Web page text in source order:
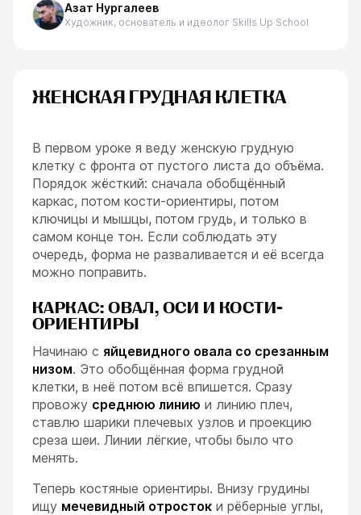
Азат Нургалеев
Художник, основатель и идеолог Skills Up School
ЖЕНСКАЯ ГРУДНАЯ КЛЕТКА
В первом уроке я веду женскую грудную
клетку с фронта от пустого листа до объёма.
Порядок жёсткий: сначала обобщённый
каркас, потом кости-ориентиры, потом
ключицы и мышцы, потом грудь, и только в
самом конце тон. Если соблюдать эту
очередь, форма не разваливается и её всегда
можно поправить.
КАРКАС: ОВАЛ, ОСИ И КОСТИ-
ОРИЕНТИРЫ
Начинаю с яйцевидного овала со срезанным
низом. Это обобщённая форма грудной
клетки, в неё потом всё впишется. Сразу
провожу среднюю линию и линию плеч,
ставлю шарики плечевых узлов и проекцию
среза шеи. Линии лёгкие, чтобы было что
менять.
Теперь костяные ориентиры. Внизу грудины
ищу мечевидный отросток и рёберные углы,